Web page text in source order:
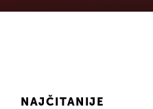
NAJČITANIJE